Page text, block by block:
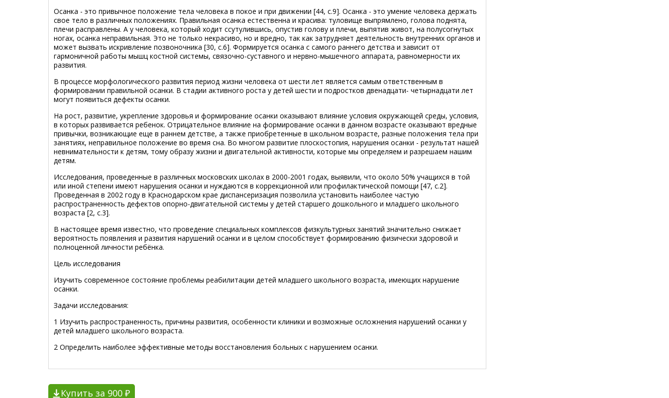
Осанка - это привычное положение тела человека в покое и при движении [44, с.9]. Осанка - это умение человека держать
свое тело в различных положениях. Правильная осанка естественна и красива: туловище выпрямлено, голова поднята,
плечи расправлены. А у человека, который ходит ссутулившись, опустив голову и плечи, выпятив живот, на полусогнутых
ногах, осанка неправильная. Это не только некрасиво, но и вредно, так как затрудняет деятельность внутренних органов и
может вызвать искривление позвоночника [30, с.6]. Формируется осанка с самого раннего детства и зависит от
гармоничной работы мышц костной системы, связочно-суставного и нервно-мышечного аппарата, равномерности их
развития.
В процессе морфологического развития период жизни человека от шести лет является самым ответственным в
формировании правильной осанки. В стадии активного роста у детей шести и подростков двенадцати- четырнадцати лет
могут появиться дефекты осанки.
На рост, развитие, укрепление здоровья и формирование осанки оказывают влияние условия окружающей среды, условия,
в которых развивается ребенок. Отрицательное влияние на формирование осанки в данном возрасте оказывают вредные
привычки, возникающие еще в раннем детстве, а также приобретенные в школьном возрасте, разные положения тела при
занятиях, неправильное положение во время сна. Во многом развитие плоскостопия, нарушения осанки - результат нашей
невнимательности к детям, тому образу жизни и двигательной активности, которые мы определяем и разрешаем нашим
детям.
Исследования, проведенные в различных московских школах в 2000-2001 годах, выявили, что около 50% учащихся в той
или иной степени имеют нарушения осанки и нуждаются в коррекционной или профилактической помощи [47, с.2].
Проведенная в 2002 году в Краснодарском крае диспансеризация позволила установить наиболее частую
распространенность дефектов опорно-двигательной системы у детей старшего дошкольного и младшего школьного
возраста [2, с.3].
В настоящее время известно, что проведение специальных комплексов физкультурных занятий значительно снижает
вероятность появления и развития нарушений осанки и в целом способствует формированию физически здоровой и
полноценной личности ребёнка.
Цель исследования
Изучить современное состояние проблемы реабилитации детей младшего школьного возраста, имеющих нарушение
осанки.
Задачи исследования:
1 Изучить распространенность, причины развития, особенности клиники и возможные осложнения нарушений осанки у
детей младшего школьного возраста.
2 Определить наиболее эффективные методы восстановления больных с нарушением осанки.
Купить за 900 ₽